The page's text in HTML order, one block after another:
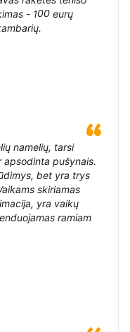
- 100 eurų
namelių, tarsi
apsodinta pušynais.
bet yra trys
skiriamas
yra vaikų
ramiam